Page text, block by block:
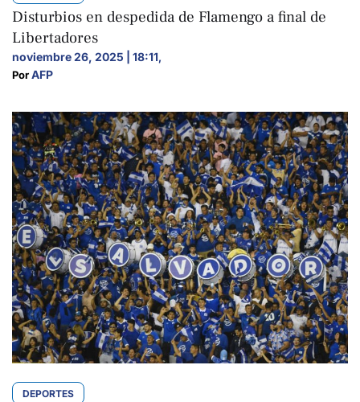
Disturbios en despedida de Flamengo a final de
Libertadores
noviembre 26, 2025 | 18:11,
Por AFP
DEPORTES